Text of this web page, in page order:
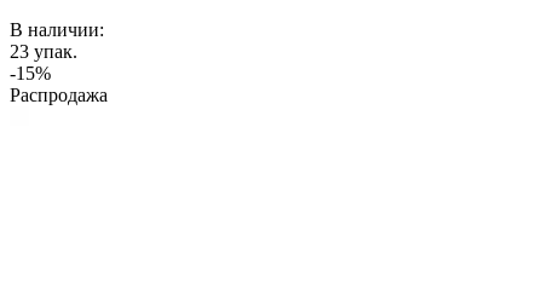
В наличии:
23 упак.
-15%
Распродажа